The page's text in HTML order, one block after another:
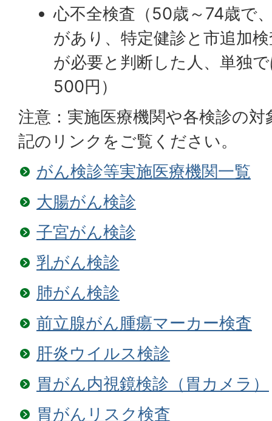
心不全検査（50歳～74歳で
があり、特定健診と市追加
が必要と判断した人、単独
500円）
注意：実施医療機関や各検診の
記のリンクをご覧ください。
がん検診等実施医療機関一覧
大腸がん検診
子宮がん検診
乳がん検診
肺がん検診
前立腺がん腫瘍マーカー検査
肝炎ウイルス検診
胃がん内視鏡検診（胃カメラ）
胃がんリスク検査